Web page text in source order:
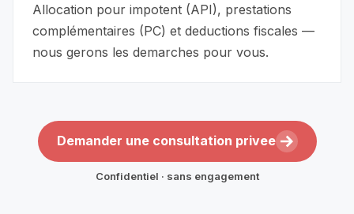
Allocation pour impotent (API), prestations
complémentaires (PC) et deductions fiscales —
nous gerons les demarches pour vous.
Demander une consultation privee
Confidentiel · sans engagement